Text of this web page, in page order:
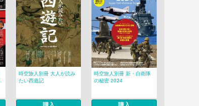
時空旅人別冊 大人が読み
たい西遊記
時空旅人別冊 新・自衛隊
の秘密 2024